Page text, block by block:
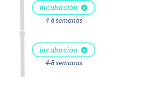
4-8 semanas
Incubación
Incubación
4-8 semanas